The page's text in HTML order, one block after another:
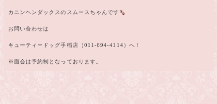
カニンヘンダックスのスムースちゃんです
お問い合わせは
キューティードッグ手稲店（011-694-4114）へ！
※面会は予約制となっております。